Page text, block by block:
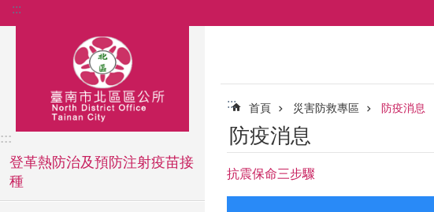
跳到主要內容區塊
:::
:::
登革熱防治及預防注射疫苗接
種
::: 首頁 災害防救專區 防疫消息
防疫消息
抗震保命三步驟